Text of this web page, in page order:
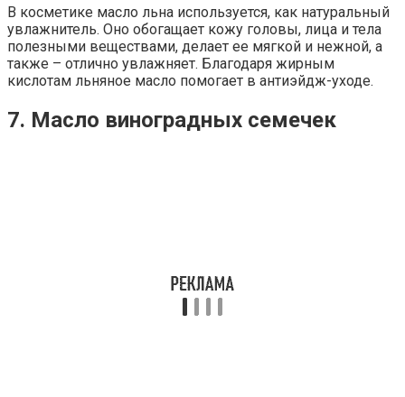
В косметике масло льна используется, как натуральный
увлажнитель. Оно обогащает кожу головы, лица и тела
полезными веществами, делает ее мягкой и нежной, а
также – отлично увлажняет. Благодаря жирным
кислотам льняное масло помогает в антиэйдж-уходе.
7. Масло виноградных семечек